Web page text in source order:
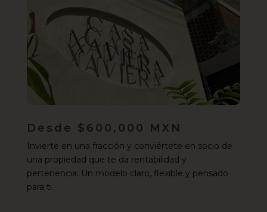
Desde $600,000 MXN
Invierte en una fracción y conviértete en socio de
una propiedad que te da rentabilidad y
pertenencia. Un modelo claro, flexible y pensado
para ti.